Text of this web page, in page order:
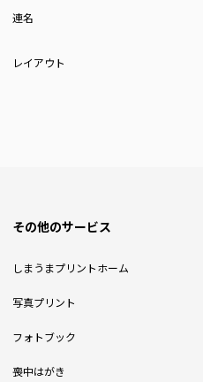
連名
レイアウト
その他のサービス
しまうまプリントホーム
写真プリント
フォトブック
喪中はがき